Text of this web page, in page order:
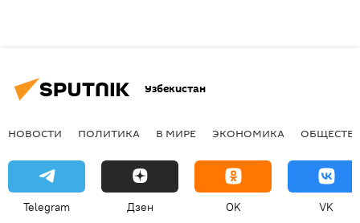
Узбекистан
НОВОСТИ ПОЛИТИКА В МИРЕ ЭКОНОМИКА
Telegram Дзен OK VK